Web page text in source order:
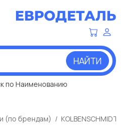
НАЙТИ
по Наименованию
(по брендам) KOLBENSCHMIDT